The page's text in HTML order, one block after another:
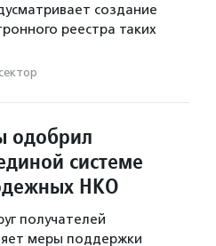
создание
реестра таких
одобрил
системе
НКО
получателей
меры поддержки